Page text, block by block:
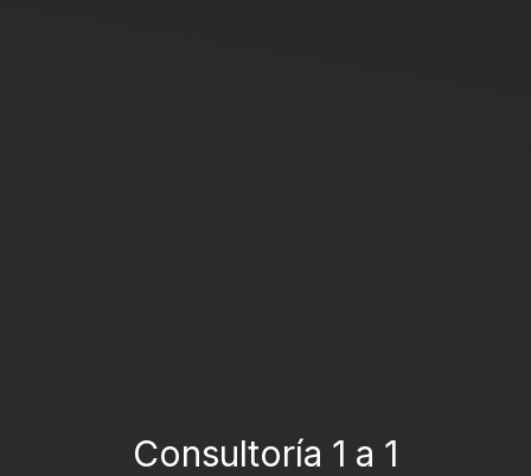
Consultoría 1 a 1